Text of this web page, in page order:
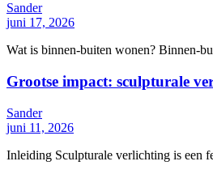
Sander
juni 17, 2026
Wat is binnen-buiten wonen? Binnen-
Grootse impact: sculpturale
Sander
juni 11, 2026
Inleiding Sculpturale verlichting is een